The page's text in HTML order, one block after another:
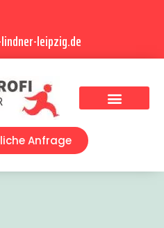
leipzig.de
Anfrage